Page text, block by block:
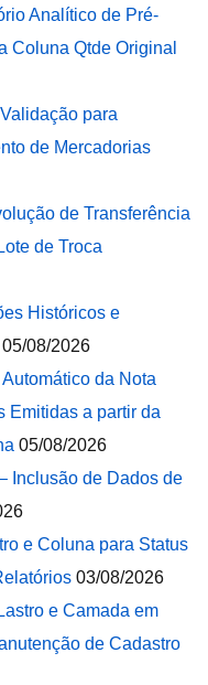
Analítico de Pré-
Coluna Qtde Original
para
de Mercadorias
de Transferência
de Troca
Históricos e
05/08/2026
da Nota
Emitidas a partir da
05/08/2026
Inclusão de Dados de
e Coluna para Status
03/08/2026
e Camada em
de Cadastro